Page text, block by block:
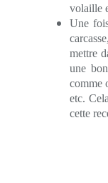
volaille
Une
mettre
une
comme
etc.
cette